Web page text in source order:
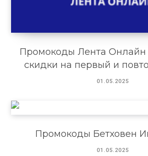
Промокоды Лента Онлайн
скидки на первый и
01.05.2025
Промокоды Бетховен
01.05.2025